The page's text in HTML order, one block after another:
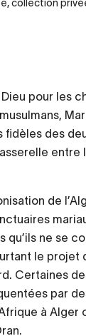
collection
pour les
fidèles des
entre
de
qu’ils ne se
le projet
Certaines
par
à Alger